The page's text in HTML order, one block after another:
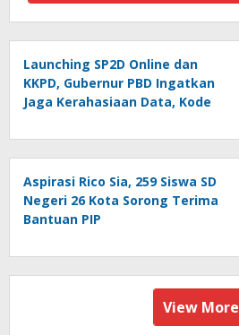
Launching SP2D Online dan
KKPD, Gubernur PBD Ingatkan
Jaga Kerahasiaan Data, Kode
Aspirasi Rico Sia, 259 Siswa SD
Negeri 26 Kota Sorong Terima
Bantuan PIP
View More